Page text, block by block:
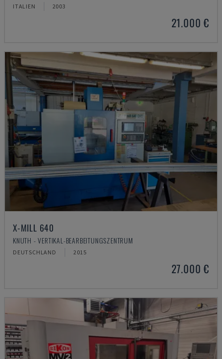
ITALIEN 2003
21.000 €
X-MILL 640
KNUTH - VERTIKAL-BEARBEITUNGSZENTRUM
DEUTSCHLAND 2015
27.000 €